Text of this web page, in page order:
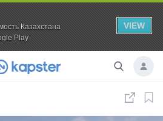
Казахстана
Play
VIEW